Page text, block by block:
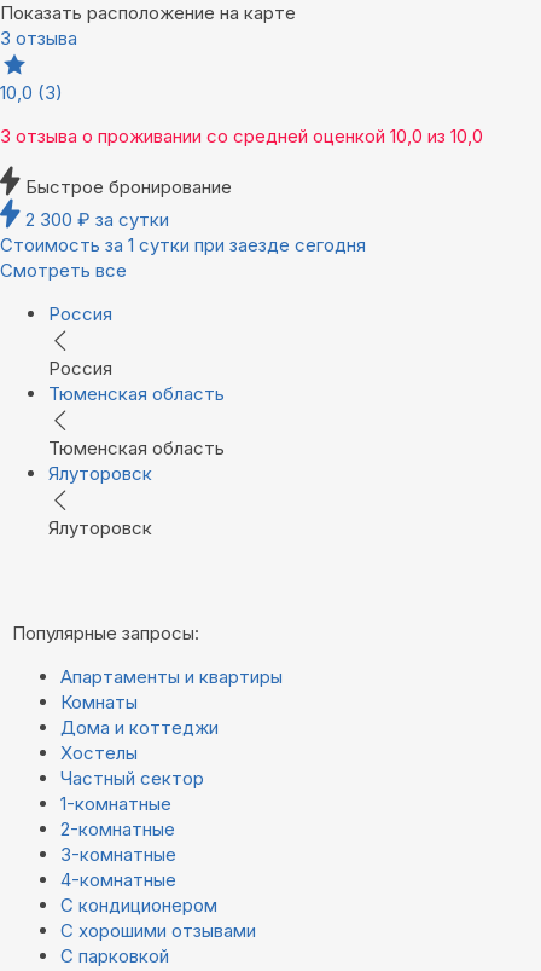
Показать расположение на карте
3 отзыва
10,0 (3)
3 отзыва о проживании со средней оценкой 10,0 из 10,0
Быстрое бронирование
2 300 ₽ за сутки
Стоимость за 1 сутки при заезде сегодня
Смотреть все
Россия
Россия
Тюменская область
Тюменская область
Ялуторовск
Ялуторовск
Популярные запросы:
Апартаменты и квартиры
Комнаты
Дома и коттеджи
Хостелы
Частный сектор
1-комнатные
2-комнатные
3-комнатные
4-комнатные
С кондиционером
С хорошими отзывами
С парковкой